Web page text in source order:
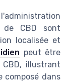
de CBD sont
localisée et
peut être
illustrant
composé dans